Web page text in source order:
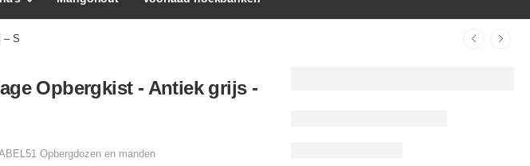
– S
Opbergkist - Antiek grijs -
Opbergdozen en manden